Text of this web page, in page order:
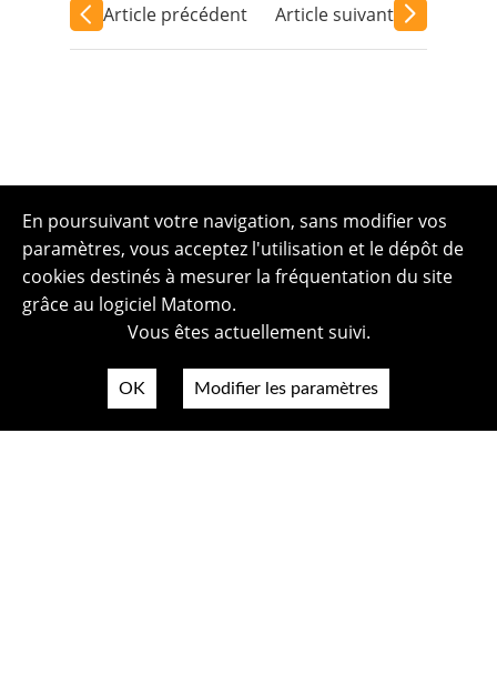
Article précédent Article suivant
En poursuivant votre navigation, sans modifier vos
paramètres, vous acceptez l'utilisation et le dépôt de
cookies destinés à mesurer la fréquentation du site
grâce au logiciel Matomo.
Vous êtes actuellement suivi.
OK Modifier les paramètres